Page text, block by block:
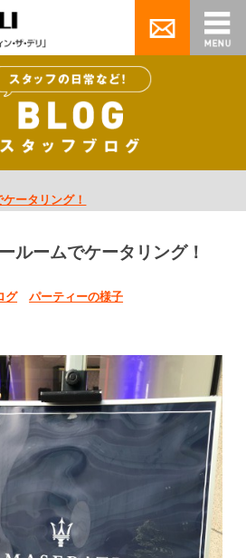
ータリング！
ルームでケータリング！
グ パーティーの様子